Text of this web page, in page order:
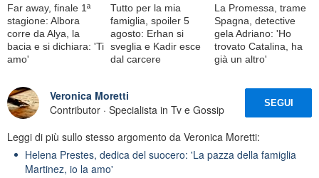
Far away, finale 1ª
stagione: Albora
corre da Alya, la
bacia e si dichiara: 'Ti
amo'
Tutto per la mia
famiglia, spoiler 5
agosto: Erhan si
sveglia e Kadir esce
dal carcere
La Promessa, trame
Spagna, detective
gela Adriano: 'Ho
trovato Catalina, ha
già un altro'
Veronica Moretti
Contributor · Specialista in Tv e Gossip
SEGUI
Leggi di più sullo stesso argomento da Veronica Moretti:
Helena Prestes, dedica del suocero: 'La pazza della famiglia
Martinez, io la amo'